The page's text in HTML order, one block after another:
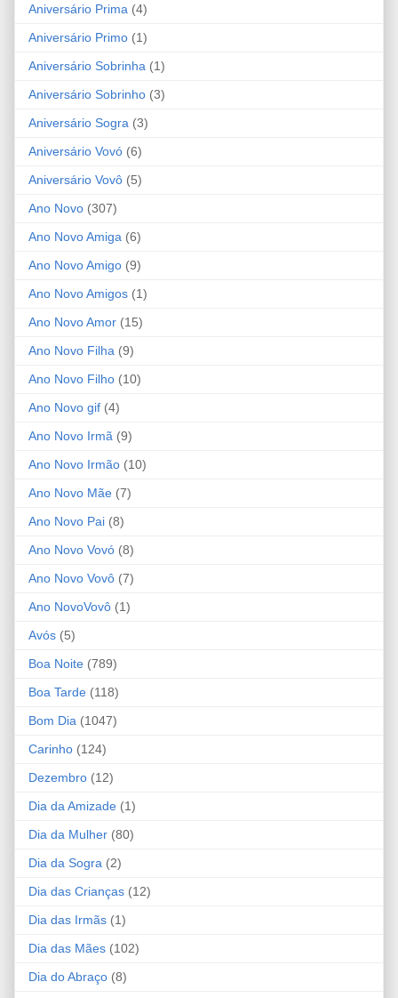
Aniversário Prima (4)
Aniversário Primo (1)
Aniversário Sobrinha (1)
Aniversário Sobrinho (3)
Aniversário Sogra (3)
Aniversário Vovó (6)
Aniversário Vovô (5)
Ano Novo (307)
Ano Novo Amiga (6)
Ano Novo Amigo (9)
Ano Novo Amigos (1)
Ano Novo Amor (15)
Ano Novo Filha (9)
Ano Novo Filho (10)
Ano Novo gif (4)
Ano Novo Irmã (9)
Ano Novo Irmão (10)
Ano Novo Mãe (7)
Ano Novo Pai (8)
Ano Novo Vovó (8)
Ano Novo Vovô (7)
Ano NovoVovô (1)
Avós (5)
Boa Noite (789)
Boa Tarde (118)
Bom Dia (1047)
Carinho (124)
Dezembro (12)
Dia da Amizade (1)
Dia da Mulher (80)
Dia da Sogra (2)
Dia das Crianças (12)
Dia das Irmãs (1)
Dia das Mães (102)
Dia do Abraço (8)